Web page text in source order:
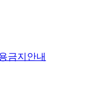
금지안내